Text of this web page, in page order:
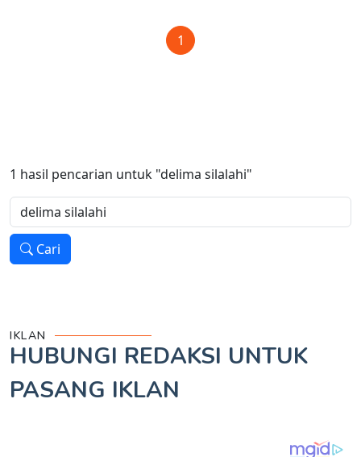
1
1 hasil pencarian untuk "delima silalahi"
Cari
IKLAN
HUBUNGI REDAKSI UNTUK
PASANG IKLAN